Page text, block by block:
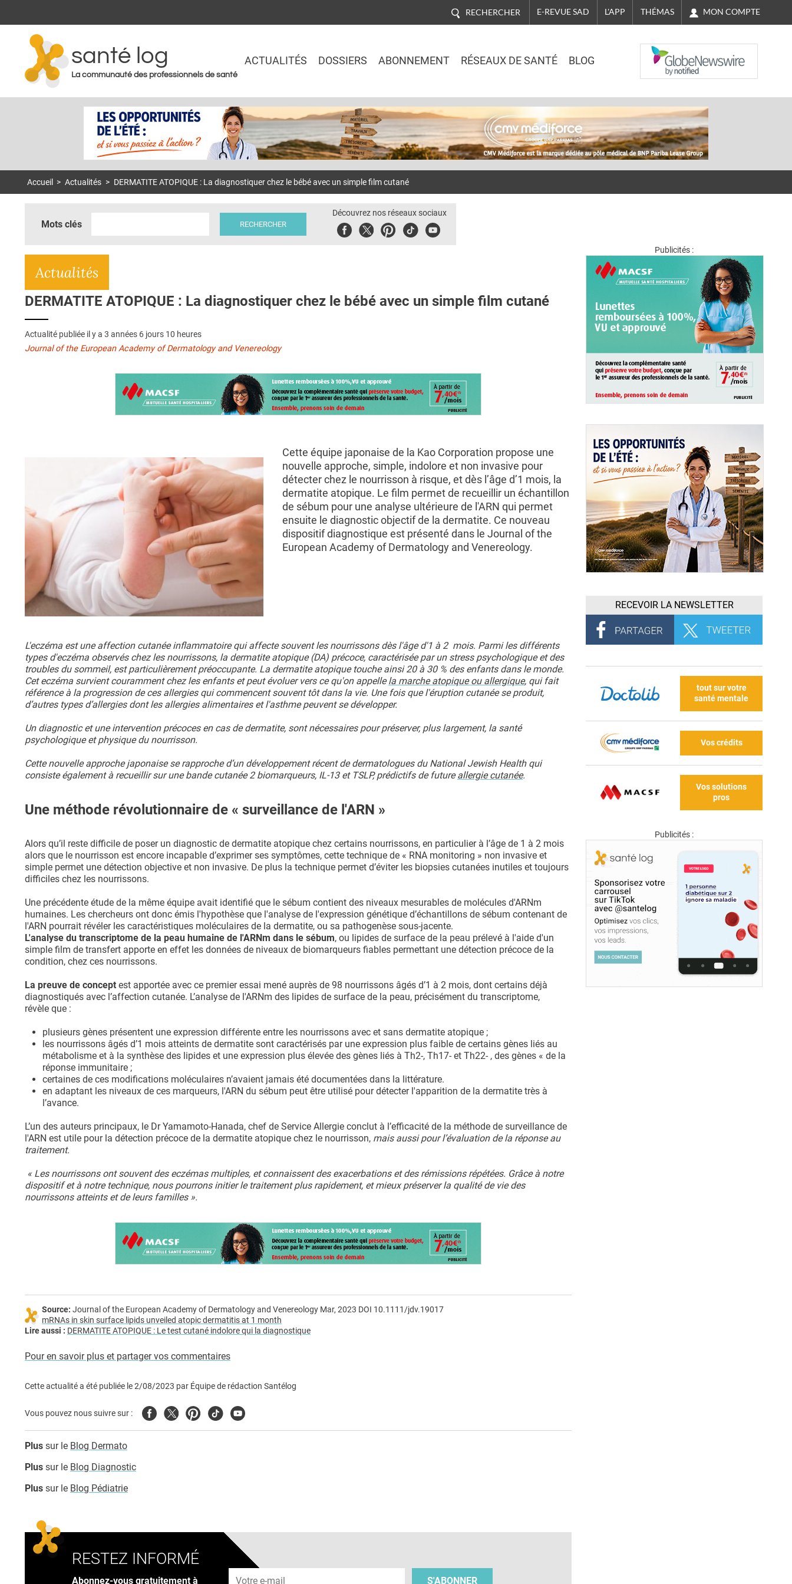
RECHERCHER E-REVUE SAD L'APP THÉMAS MON COMPTE
santé log
La communauté des professionnels de santé
ACTUALITÉS DOSSIERS ABONNEMENT RÉSEAUX DE SANTÉ BLOG
NASDAQ
Accueil > Actualités > DERMATITE ATOPIQUE : La diagnostiquer chez le bébé avec un simple film cutané
Mots clés
Découvrez nos réseaux sociaux
FacebookTwitterPinterest
TiktokYoubute
Actualités
DERMATITE ATOPIQUE : La diagnostiquer chez le bébé avec un simple film cutané
Actualité publiée il y a 3 années 6 jours 10 heures
Journal of the European Academy of Dermatology and Venereology
Cette équipe japonaise de la Kao Corporation propose une
nouvelle approche, simple, indolore et non invasive pour
détecter chez le nourrisson à risque, et dès l’âge d’1 mois, la
dermatite atopique. Le film permet de recueillir un échantillon
de sébum pour une analyse ultérieure de l'ARN qui permet
ensuite le diagnostic objectif de la dermatite. Ce nouveau
dispositif diagnostique est présenté dans le Journal of the
European Academy of Dermatology and Venereology.
L'eczéma est une affection cutanée inflammatoire qui affecte souvent les nourrissons dès l'âge d'1 à 2 mois. Parmi les différents
types d'eczéma observés chez les nourrissons, la dermatite atopique (DA) précoce, caractérisée par un stress psychologique et des
troubles du sommeil, est particulièrement préoccupante. La dermatite atopique touche ainsi 20 à 30 % des enfants dans le monde.
Cet eczéma survient couramment chez les enfants et peut évoluer vers ce qu'on appellela marche atopique ou allergique, qui fait
référence à la progression de ces allergies qui commencent souvent tôt dans la vie. Une fois que l'éruption cutanée se produit,
d’autres types d’allergies dont les allergies alimentaires et l'asthme peuvent se développer.
Un diagnostic et une intervention précoces en cas de dermatite, sont nécessaires pour préserver, plus largement, la santé
psychologique et physique du nourrisson.
Cette nouvelle approche japonaise se rapproche d’un développement récent de dermatologues du National Jewish Health qui
consiste également à recueillir sur une bande cutanée 2 biomarqueurs, IL-13 et TSLP, prédictifs de futureallergie cutanée.
Une méthode révolutionnaire de « surveillance de l'ARN »
Alors qu’il reste difficile de poser un diagnostic de dermatite atopique chez certains nourrissons, en particulier à l’âge de 1 à 2 mois
alors que le nourrisson est encore incapable d’exprimer ses symptômes, cette technique de « RNA monitoring » non invasive et
simple permet une détection objective et non invasive. De plus la technique permet d’éviter les biopsies cutanées inutiles et toujours
difficiles chez les nourrissons.
Une précédente étude de la même équipe avait identifié que le sébum contient des niveaux mesurables de molécules d'ARNm
humaines. Les chercheurs ont donc émis l'hypothèse que l'analyse de l'expression génétique d’échantillons de sébum contenant de
l'ARN pourrait révéler les caractéristiques moléculaires de la dermatite, ou sa pathogenèse sous-jacente.
L'analyse du transcriptome de la peau humaine de l'ARNm dans le sébum, ou lipides de surface de la peau prélevé à l'aide d'un
simple film de transfert apporte en effet les données de niveaux de biomarqueurs fiables permettant une détection précoce de la
condition, chez ces nourrissons.
La preuve de concept est apportée avec ce premier essai mené auprès de 98 nourrissons âgés d’1 à 2 mois, dont certains déjà
diagnostiqués avec l’affection cutanée. L’analyse de l'ARNm des lipides de surface de la peau, précisément du transcriptome,
révèle que :
plusieurs gènes présentent une expression différente entre les nourrissons avec et sans dermatite atopique ;
les nourrissons âgés d’1 mois atteints de dermatite sont caractérisés par une expression plus faible de certains gènes liés au
métabolisme et à la synthèse des lipides et une expression plus élevée des gènes liés à Th2-, Th17- et Th22- , des gènes « de la
réponse immunitaire ;
certaines de ces modifications moléculaires n’avaient jamais été documentées dans la littérature.
en adaptant les niveaux de ces marqueurs, l'ARN du sébum peut être utilisé pour détecter l'apparition de la dermatite très à
l’avance.
L’un des auteurs principaux, le Dr Yamamoto-Hanada, chef de Service Allergie conclut à l’efficacité de la méthode de surveillance de
l'ARN est utile pour la détection précoce de la dermatite atopique chez le nourrisson, mais aussi pour l’évaluation de la réponse au
traitement.
« Les nourrissons ont souvent des eczémas multiples, et connaissent des exacerbations et des rémissions répétées. Grâce à notre
dispositif et à notre technique, nous pourrons initier le traitement plus rapidement, et mieux préserver la qualité de vie des
nourrissons atteints et de leurs familles ».
Source: Journal of the European Academy of Dermatology and Venereology Mar, 2023 DOI 10.1111/jdv.19017
mRNAs in skin surface lipids unveiled atopic dermatitis at 1 month
Lire aussi : DERMATITE ATOPIQUE : Le test cutané indolore qui la diagnostique
Pour en savoir plus et partager vos commentaires
Cette actualité a été publiée le2/08/2023 par Équipe de rédaction Santélog
Vous pouvez nous suivre sur : FacebookTwitterPinterest
TiktokYoutube
Plus sur le Blog Dermato
Plus sur le Blog Diagnostic
Plus sur le Blog Pédiatrie
RESTEZ INFORMÉ
Abonnez-vous gratuitement à
Adresse e-mail
S'ABONNER
Publicités :
RECEVOIR LA NEWSLETTER
tout sur votre
santé mentale
Vos crédits
Vos solutions
pros
Publicités :